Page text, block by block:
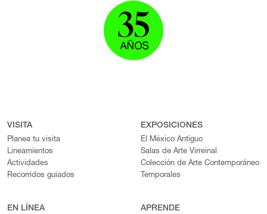
VISITA
Planea tu visita
Lineamientos
Actividades
Recorridos guiados
EXPOSICIONES
El México Antiguo
Salas de Arte Virreinal
Colección de Arte Contemporáneo
Temporales
EN LÍNEA APRENDE